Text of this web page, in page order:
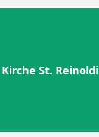
Kirche St. Reinoldi